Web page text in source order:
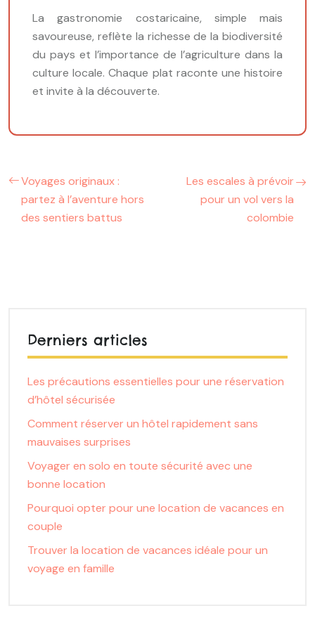
La gastronomie costaricaine, simple mais
savoureuse, reflète la richesse de la biodiversité
du pays et l’importance de l’agriculture dans la
culture locale. Chaque plat raconte une histoire
et invite à la découverte.
Voyages originaux :
partez à l’aventure hors
des sentiers battus
Les escales à prévoir
pour un vol vers la
colombie
Derniers articles
Les précautions essentielles pour une réservation
d’hôtel sécurisée
Comment réserver un hôtel rapidement sans
mauvaises surprises
Voyager en solo en toute sécurité avec une
bonne location
Pourquoi opter pour une location de vacances en
couple
Trouver la location de vacances idéale pour un
voyage en famille